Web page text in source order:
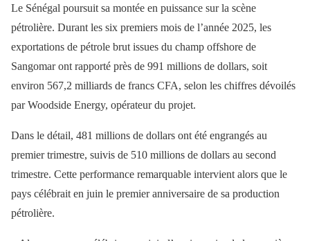
Le Sénégal poursuit sa montée en puissance sur la scène
pétrolière. Durant les six premiers mois de l’année 2025, les
exportations de pétrole brut issues du champ offshore de
Sangomar ont rapporté près de 991 millions de dollars, soit
environ 567,2 milliards de francs CFA, selon les chiffres dévoilés
par Woodside Energy, opérateur du projet.
Dans le détail, 481 millions de dollars ont été engrangés au
premier trimestre, suivis de 510 millions de dollars au second
trimestre. Cette performance remarquable intervient alors que le
pays célébrait en juin le premier anniversaire de sa production
pétrolière.